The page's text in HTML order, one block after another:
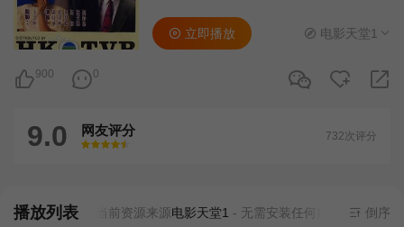
900 0
立即播放 电影天堂1
9.0 网友评分
很差
较差还行推荐力荐
732次评分
播放列表 当前资源来源电影天堂1- 无需安装任何插件 倒序